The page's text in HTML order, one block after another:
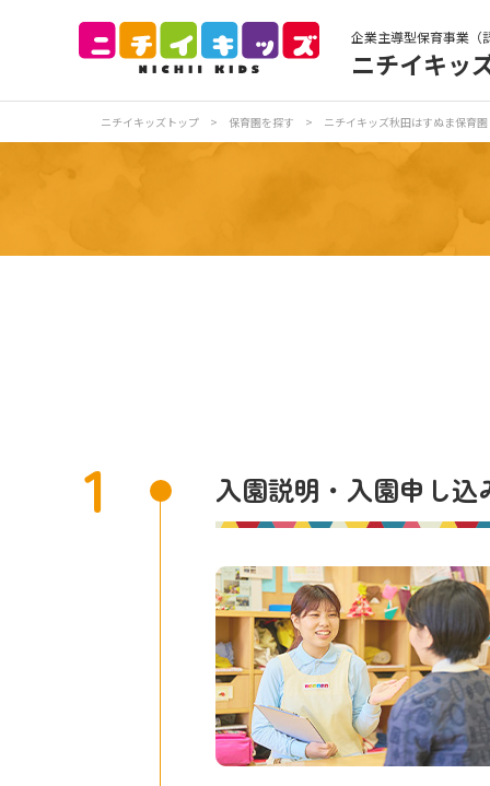
企業主導型保育事業（
ニチイキッ
写真販売サービス
プライバシーポ
ニチイキッズトップ > 保育園を探す > ニチイキッズ秋田はすぬま保育園
1 入園説明・入園申し込